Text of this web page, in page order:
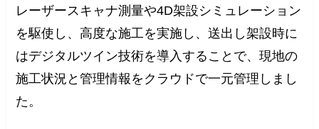
レーザースキャナ測量や4D架設シミュレーション
を駆使し、高度な施工を実施し、送出し架設時に
はデジタルツイン技術を導入することで、現地の
施工状況と管理情報をクラウドで一元管理しまし
た。